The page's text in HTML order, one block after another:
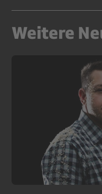
Weitere